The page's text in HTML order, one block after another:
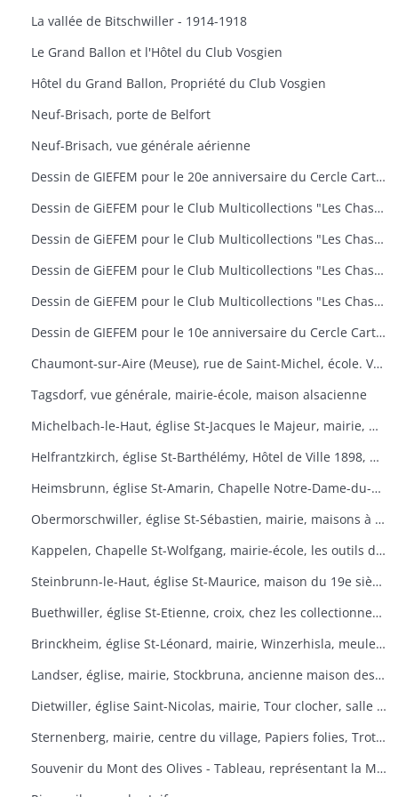
La vallée de Bitschwiller - 1914-1918
Le Grand Ballon et l'Hôtel du Club Vosgien
Hôtel du Grand Ballon, Propriété du Club Vosgien
Neuf-Brisach, porte de Belfort
Neuf-Brisach, vue générale aérienne
Dessin de GIEFEM pour le 20e anniversaire du Cercle Cartophile de Thann et de la Vallée de la Thur. 25-26 novembre 2006. carte n° 17
Dessin de GiEFEM pour le Club Multicollections "Les Chasseurs d'Images", Mulhouse. Carte n° 19 : "50 ans de carnaval à Mulhouse
Dessin de GiEFEM pour le Club Multicollections "Les Chasseurs d'Images", Mulhouse. Carte n° 20 : "L'univers de Tintin
Dessin de GiEFEM pour le Club Multicollections "Les Chasseurs d'Images", Mulhouse. Carte n° 17 : "Nounours a Cent ans
Dessin de GiEFEM pour le Club Multicollections "Les Chasseurs d'Images". Mulhouse. Carte n° 15
Dessin de GIEFEM pour le 10e anniversaire du Cercle Cartophile de Thann et de la Vallée de la Thur. Novembre 1997
Chaumont-sur-Aire (Meuse), rue de Saint-Michel, école. Vue d'une carte postale pour l'exposition de cartes postales anciennes (11 octobre 2009)
Tagsdorf, vue générale, mairie-école, maison alsacienne
Michelbach-le-Haut, église St-Jacques le Majeur, mairie, maison 1832, fontaine, fête du pain
Helfrantzkirch, église St-Barthélémy, Hôtel de Ville 1898, maison alsacienne
Heimsbrunn, église St-Amarin, Chapelle Notre-Dame-du-Chêne, Maison Ste-Anne, mairie
Obermorschwiller, église St-Sébastien, mairie, maisons à colombages
Kappelen, Chapelle St-Wolfgang, mairie-école, les outils d'antan, chez le collectionneur de tracteurs
Steinbrunn-le-Haut, église St-Maurice, maison du 19e siècle, vue générale
Buethwiller, église St-Etienne, croix, chez les collectionneurs
Brinckheim, église St-Léonard, mairie, Winzerhisla, meule 1597, moulin
Landser, église, mairie, Stockbruna, ancienne maison des sœurs, Monastère St-Alphonse
Dietwiller, église Saint-Nicolas, mairie, Tour clocher, salle des fêtes
Sternenberg, mairie, centre du village, Papiers folies, Trotta Hisla
Souvenir du Mont des Olives - Tableau, représentant la Mort, à l'entrée du dortoir peint par Père M. Joseph (Baron de Géramb, général autrichien, mort en 1848 comme procurateur des Trappistes).